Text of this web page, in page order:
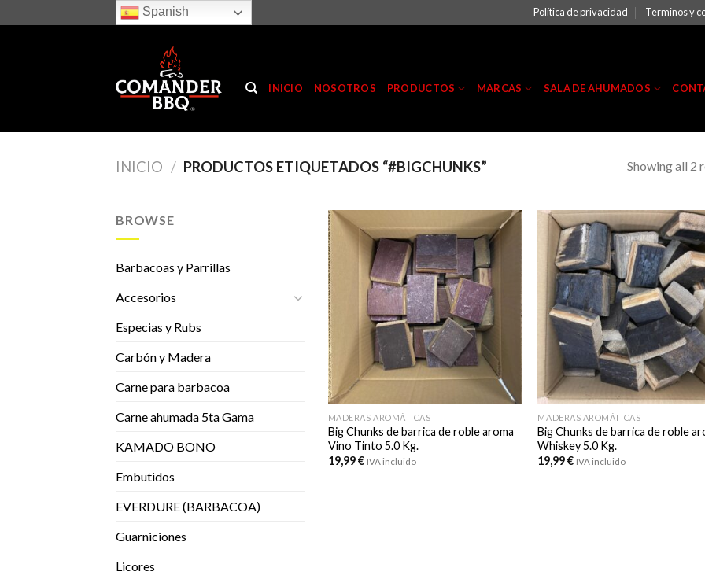
to
Spanish Política de privacidad Terminos y
INICIO NOSOTROS PRODUCTOS MARCAS SALA DE AHUMADOS
INICIO / PRODUCTOS ETIQUETADOS “#BIGCHUNKS” Showing all 2
BROWSE
Barbacoas y Parrillas
Accesorios
Especias y Rubs
Carbón y Madera
Carne para barbacoa
Carne ahumada 5ta Gama
KAMADO BONO
Embutidos
EVERDURE (BARBACOA)
Guarniciones
Licores
MADERAS AROMÁTICAS
Big Chunks de barrica de roble aroma
Vino Tinto 5.0 Kg.
19,99€ IVA incluido
MADERAS AROMÁTICAS
Big Chunks de barrica de roble
Whiskey 5.0 Kg.
19,99€ IVA incluido